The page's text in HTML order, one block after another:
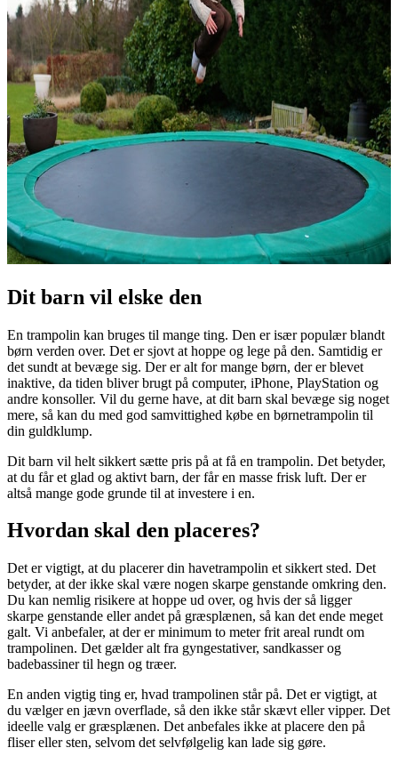
Dit barn vil elske den
En trampolin kan bruges til mange ting. Den er især populær blandt
børn verden over. Det er sjovt at hoppe og lege på den. Samtidig er
det sundt at bevæge sig. Der er alt for mange børn, der er blevet
inaktive, da tiden bliver brugt på computer, iPhone, PlayStation og
andre konsoller. Vil du gerne have, at dit barn skal bevæge sig noget
mere, så kan du med god samvittighed købe en børnetrampolin til
din guldklump.
Dit barn vil helt sikkert sætte pris på at få en trampolin. Det betyder,
at du får et glad og aktivt barn, der får en masse frisk luft. Der er
altså mange gode grunde til at investere i en.
Hvordan skal den placeres?
Det er vigtigt, at du placerer din havetrampolin et sikkert sted. Det
betyder, at der ikke skal være nogen skarpe genstande omkring den.
Du kan nemlig risikere at hoppe ud over, og hvis der så ligger
skarpe genstande eller andet på græsplænen, så kan det ende meget
galt. Vi anbefaler, at der er minimum to meter frit areal rundt om
trampolinen. Det gælder alt fra gyngestativer, sandkasser og
badebassiner til hegn og træer.
En anden vigtig ting er, hvad trampolinen står på. Det er vigtigt, at
du vælger en jævn overflade, så den ikke står skævt eller vipper. Det
ideelle valg er græsplænen. Det anbefales ikke at placere den på
fliser eller sten, selvom det selvfølgelig kan lade sig gøre.